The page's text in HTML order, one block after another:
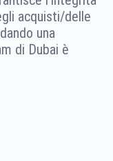
acquisti/delle
una
di Dubai è